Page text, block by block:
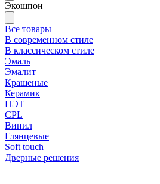
Экошпон
Все товары
В современном стиле
В классическом стиле
Эмаль
Эмалит
Крашеные
Керамик
ПЭТ
CPL
Винил
Глянцевые
Soft touch
Дверные решения